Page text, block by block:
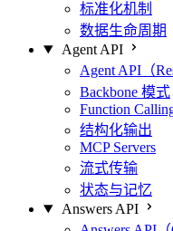
标准化机制
数据生命周期
Agent API
Agent API（
Backbone 模式
Function
结构化输出
MCP Servers
流式传输
状态与记忆
Answers API